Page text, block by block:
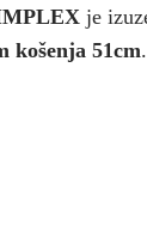
je
košenja 51cm